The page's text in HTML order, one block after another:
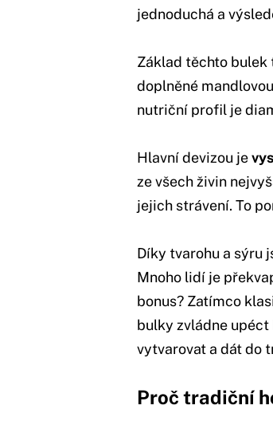
jednoduchá a
Základ těchto bulek
doplněné
nutriční profil je
Hlavní devizou je
ze všech živin
jejich strávení. To
Díky tvarohu a sýru
Mnoho lidí je
bonus? Zatímco
bulky zvládne
vytvarovat a dát do
Proč tradiční